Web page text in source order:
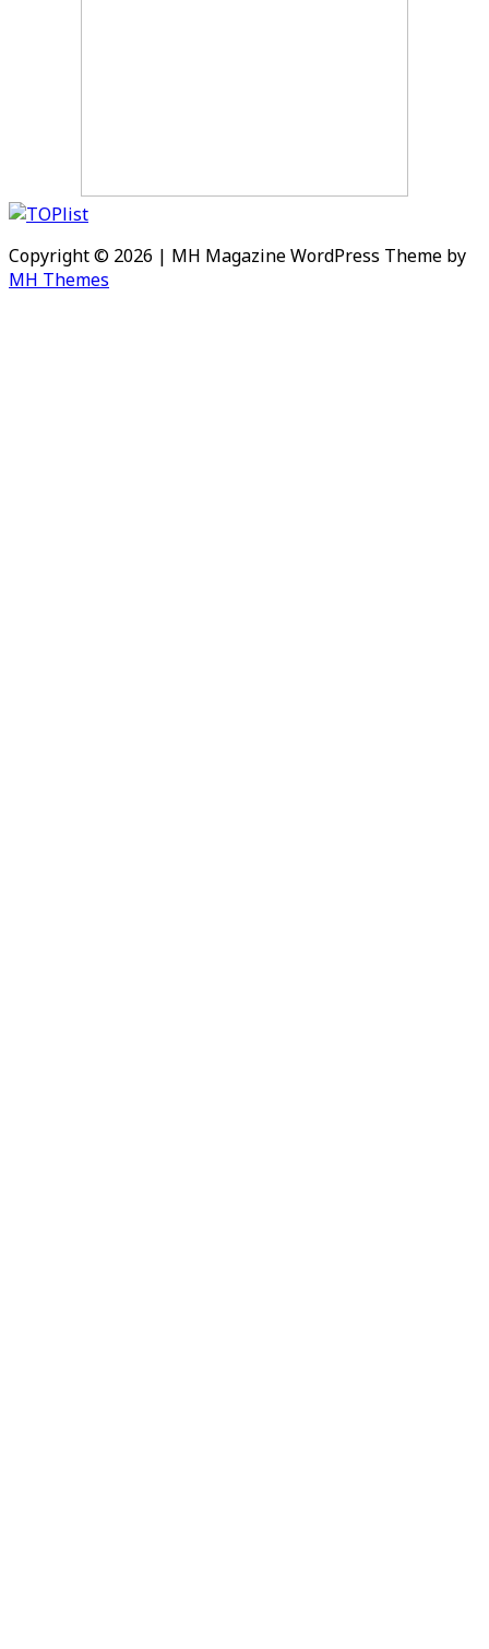
Copyright © 2026 | MH Magazine WordPress Theme by
MH Themes